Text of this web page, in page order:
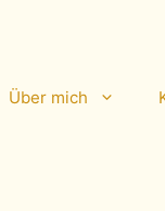
Über mich